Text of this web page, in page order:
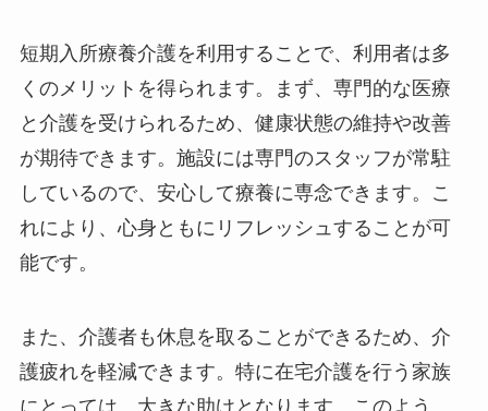
短期入所療養介護を利用することで、利用者は多
くのメリットを得られます。まず、専門的な医療
と介護を受けられるため、健康状態の維持や改善
が期待できます。施設には専門のスタッフが常駐
しているので、安心して療養に専念できます。こ
れにより、心身ともにリフレッシュすることが可
能です。
また、介護者も休息を取ることができるため、介
護疲れを軽減できます。特に在宅介護を行う家族
にとっては、大きな助けとなります。このよう